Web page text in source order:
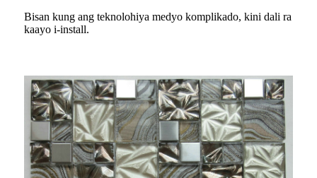
Bisan kung ang teknolohiya medyo komplikado, kini dali ra
kaayo i-install.